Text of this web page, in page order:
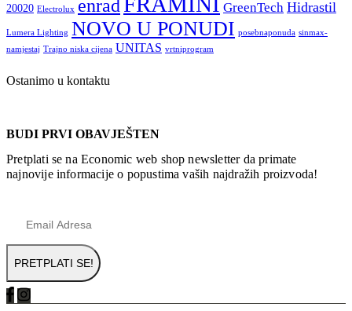
20020 Electrolux enrad GreenTech Hidrastil
Lumera Lighting NOVO U PONUDI posebnaponuda sinmax-
namjestaj Trajno niska cijena UNITAS vrtniprogram
Ostanimo u kontaktu
BUDI PRVI OBAVJEŠTEN
Pretplati se na Economic web shop newsletter da primate
najnovije informacije o popustima vaših najdražih proizvoda!